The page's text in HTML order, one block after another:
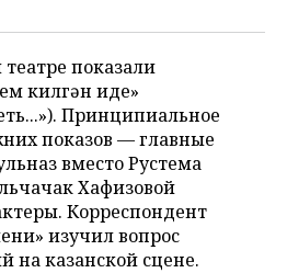
ПФО
показали
килгән иде»
Принципиальное
показов — главные
вместо Рустема
Хафизовой
Корреспондент
изучил вопрос
на казанской сцене.